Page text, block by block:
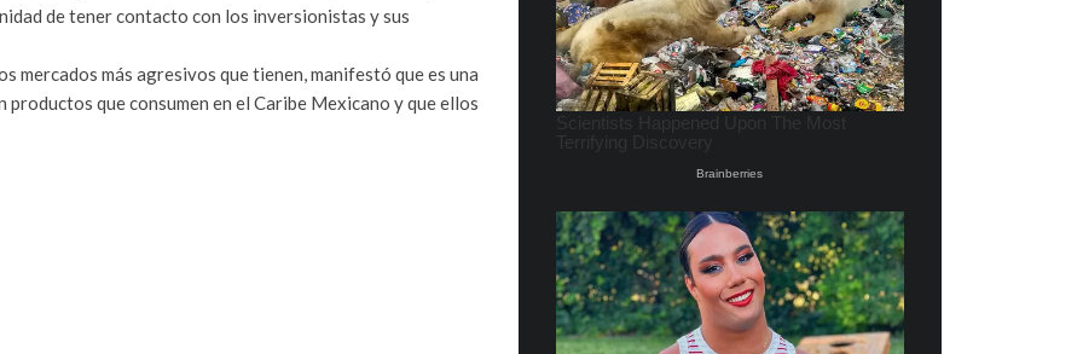
de tener contacto con los inversionistas y sus
mercados más agresivos que tienen, manifestó que es una
que consumen en el Caribe Mexicano y que ellos